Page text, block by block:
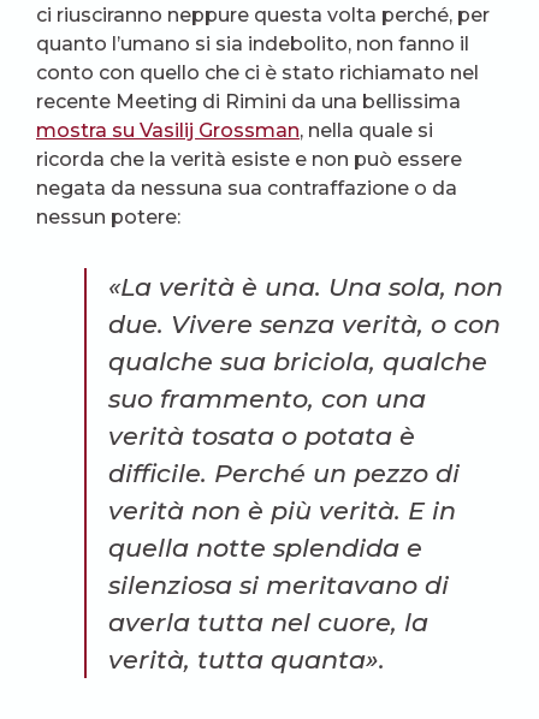
ci riusciranno neppure questa volta perché, per
quanto l’umano si sia indebolito, non fanno il
conto con quello che ci è stato richiamato nel
recente Meeting di Rimini da una bellissima
mostra su Vasilij Grossman, nella quale si
ricorda che la verità esiste e non può essere
negata da nessuna sua contraffazione o da
nessun potere:
«La verità è una. Una sola, non
due. Vivere senza verità, o con
qualche sua briciola, qualche
suo frammento, con una
verità tosata o potata è
difficile. Perché un pezzo di
verità non è più verità. E in
quella notte splendida e
silenziosa si meritavano di
averla tutta nel cuore, la
verità, tutta quanta».